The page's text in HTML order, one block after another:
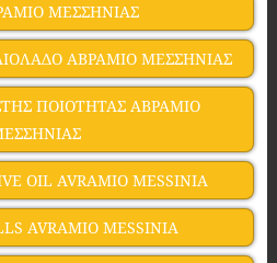
ΜΕΣΣΗΝΙΑΣ
ΑΒΡΑΜΙΟ ΜΕΣΣΗΝΙΑΣ
ΠΟΙΟΤΗΤΑΣ ΑΒΡΑΜΙΟ
OIL AVRAMIO MESSINIA
AVRAMIO MESSINIA